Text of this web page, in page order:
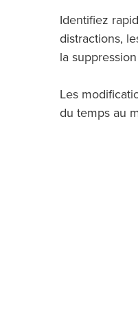
Identifiez
distractions,
la
Les
du temps au